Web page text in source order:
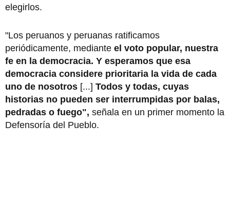
elegirlos.
"Los peruanos y peruanas ratificamos
periódicamente, mediante el voto popular, nuestra
fe en la democracia. Y esperamos que esa
democracia considere prioritaria la vida de cada
uno de nosotros [...] Todos y todas, cuyas
historias no pueden ser interrumpidas por balas,
pedradas o fuego", señala en un primer momento la
Defensoría del Pueblo.